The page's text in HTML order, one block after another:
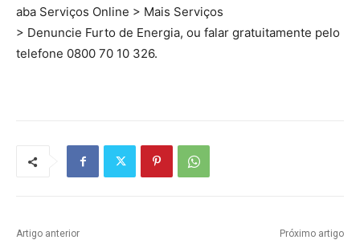
aba Serviços Online > Mais Serviços
> Denuncie Furto de Energia, ou falar gratuitamente pelo
telefone 0800 70 10 326.
Artigo anterior Próximo artigo